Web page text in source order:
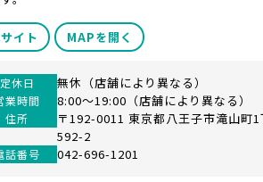
イト MAPを開く
定休日 無休（店舗により異なる）
業時間 8:00～19:00（店舗により異なる）
住所
〒192-0011 東京都八王子市滝山町
592-2
話番号 042-696-1201